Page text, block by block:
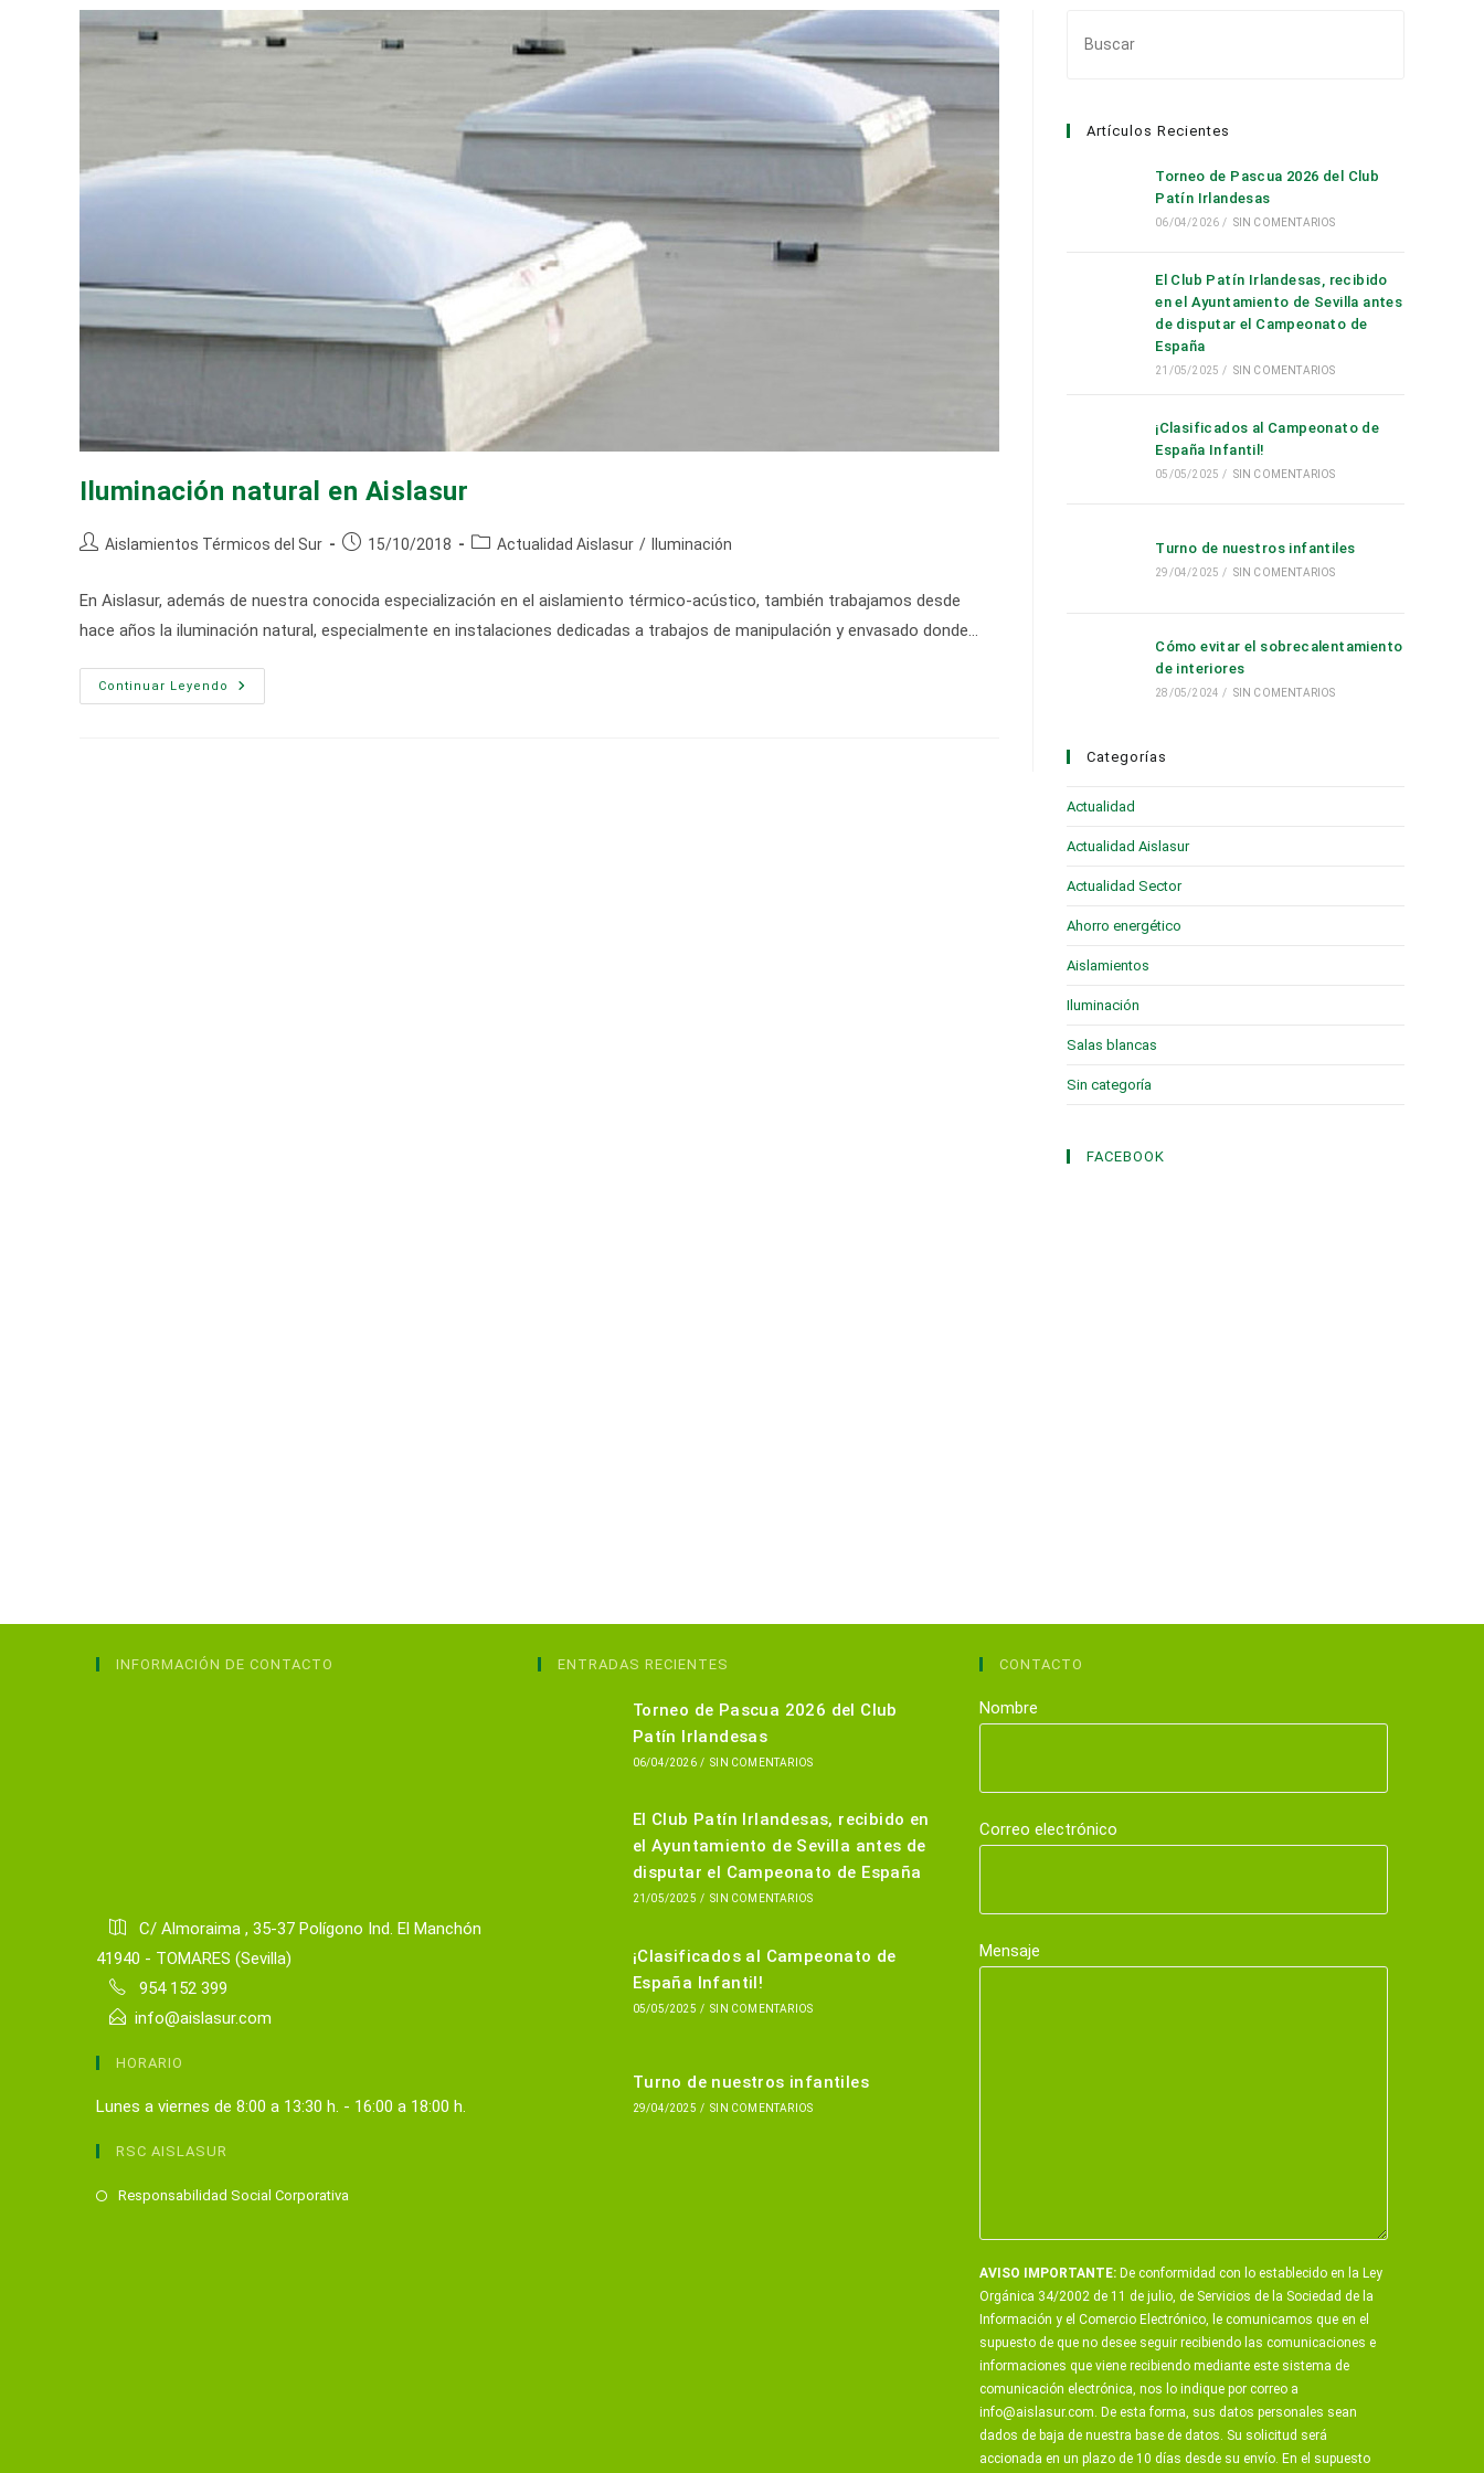
Iluminación natural en Aislasur
Autor
entrada:
Aislamientos Térmicos del Sur
Publicación
entrada:
15/10/2018
Categoría
entrada:
Actualidad Aislasur / Iluminación
En Aislasur, además de nuestra conocida especialización en el aislamiento térmico-acústico, también trabajamos desde
hace años la iluminación natural, especialmente en instalaciones dedicadas a trabajos de manipulación y envasado donde…
Continuar Leyendo
Iluminación
Natural
Artículos Recientes
Torneo de Pascua 2026 del Club
Patín Irlandesas
06/04/2026 / SIN COMENTARIOS
El Club Patín Irlandesas, recibido
en el Ayuntamiento de Sevilla antes
de disputar el Campeonato de
España
21/05/2025 / SIN COMENTARIOS
¡Clasificados al Campeonato de
España Infantil!
05/05/2025 / SIN COMENTARIOS
Turno de nuestros infantiles
29/04/2025 / SIN COMENTARIOS
Cómo evitar el sobrecalentamiento
de interiores
28/05/2024 / SIN COMENTARIOS
Categorías
Actualidad
Actualidad Aislasur
Actualidad Sector
Ahorro energético
Aislamientos
Iluminación
Salas blancas
Sin categoría
FACEBOOK
INFORMACIÓN DE CONTACTO
C/ Almoraima , 35-37 Polígono Ind. El Manchón
41940 - TOMARES (Sevilla)
954 152 399
info@aislasur.com
HORARIO
Lunes a viernes de 8:00 a 13:30 h. - 16:00 a 18:00 h.
RSC AISLASUR
Responsabilidad Social Corporativa
ENTRADAS RECIENTES
Torneo de Pascua 2026 del Club
Patín Irlandesas
06/04/2026 / SIN COMENTARIOS
El Club Patín Irlandesas, recibido en
el Ayuntamiento de Sevilla antes de
disputar el Campeonato de España
21/05/2025 / SIN COMENTARIOS
¡Clasificados al Campeonato de
España Infantil!
05/05/2025 / SIN COMENTARIOS
Turno de nuestros infantiles
29/04/2025 / SIN COMENTARIOS
CONTACTO
Nombre
Correo electrónico
Mensaje
AVISO IMPORTANTE:De conformidad con lo establecido en la Ley
Orgánica 34/2002 de 11 de julio, de Servicios de la Sociedad de la
Información y el Comercio Electrónico, le comunicamos que en el
supuesto de que no desee seguir recibiendo las comunicaciones e
informaciones que viene recibiendo mediante este sistema de
comunicación electrónica, nos lo indique por correo a
info@aislasur.com. De esta forma, sus datos personales sean
dados de baja de nuestra base de datos. Su solicitud será
accionada en un plazo de 10 días desde su envío. En el supuesto